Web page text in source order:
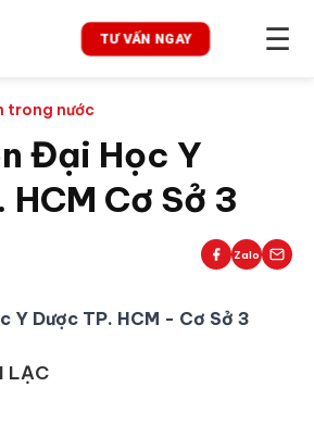
TƯ VẤN NGAY ☰
trong nước
Đại Học Y
HCM Cơ Sở 3
Zalo
Y Dược TP. HCM - Cơ Sở 3
LẠC